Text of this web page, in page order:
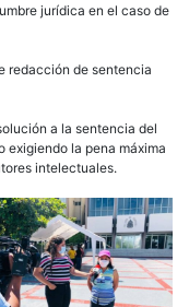
jurídica en el caso de
redacción de sentencia
a la sentencia del
exigiendo la pena máxima
intelectuales.